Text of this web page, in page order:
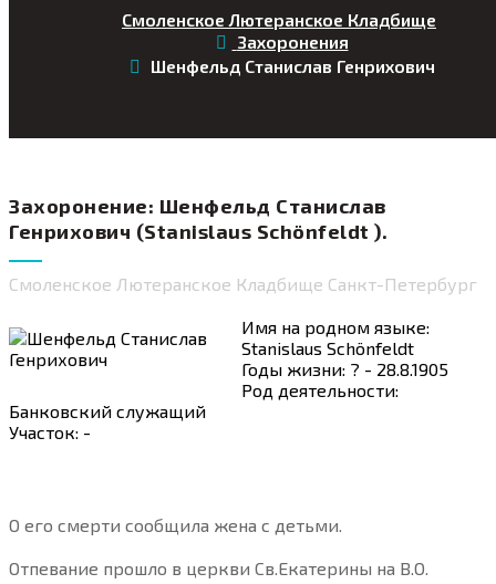
Смоленское Лютеранское Кладбище
Захоронения
Шенфельд Станислав Генрихович
Захоронение: Шенфельд Станислав
Генрихович (Stanislaus Schönfeldt ).
Смоленское Лютеранское Кладбище Санкт-Петербург
Имя на родном языке:
Stanislaus Schönfeldt
Годы жизни: ? - 28.8.1905
Род деятельности:
Банковский служащий
Участок: -
О его смерти сообщила жена с детьми.
Отпевание прошло в церкви Св.Екатерины на В.О.